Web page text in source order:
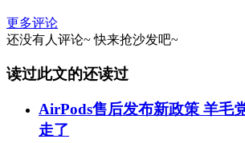
更多评论
还没有人评论~ 快来抢沙发吧~
读过此文的还读过
AirPods售后发布新政策 羊毛
走了